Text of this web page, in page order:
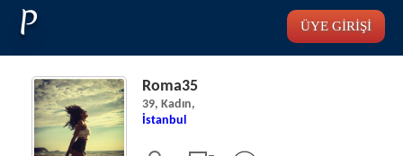
P ÜYE GİRİŞİ
Roma35
39, Kadın,
İstanbul